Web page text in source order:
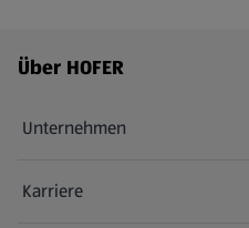
Fußzeilenmenü - weitere Links
Über HOFER
Unternehmen
Karriere
(öffnet in einem neuen Tab)